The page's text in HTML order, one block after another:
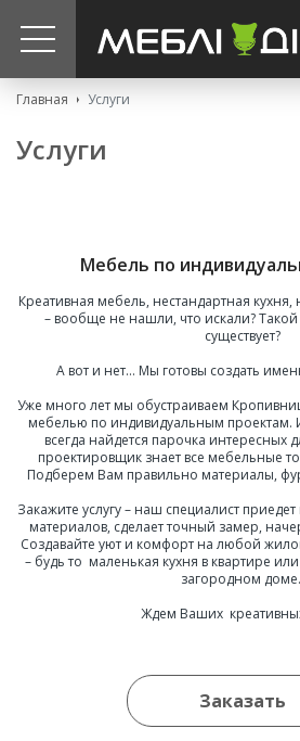
Главная Услуги
Услуги
Мебель по
Креативная мебель, нестандартная
– вообще не нашли, что искали?
существует?
А вот и нет… Мы готовы создать
Уже много лет мы обустраиваем
мебелью по индивидуальным проектам.
всегда найдется парочка интересных
проектировщик знает все мебельные
Подберем Вам правильно материалы,
Закажите услугу – наш специалист
материалов, сделает точный замер,
Создавайте уют и комфорт на любой
– будь то маленькая кухня в квартире
загородном доме.
Ждем Ваших
Заказать